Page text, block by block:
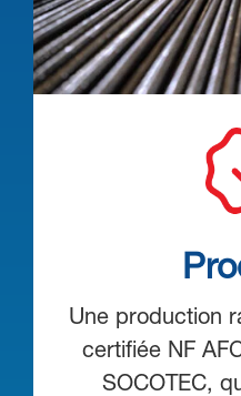
Une production
certifiée NF
SOCOTEC,